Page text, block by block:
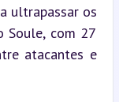
ultrapassar os
Soule, com 27
atacantes e